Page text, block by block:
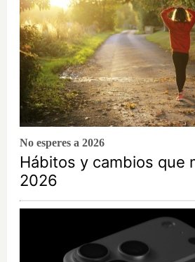
No esperes a 2026
Hábitos y cambios que
2026